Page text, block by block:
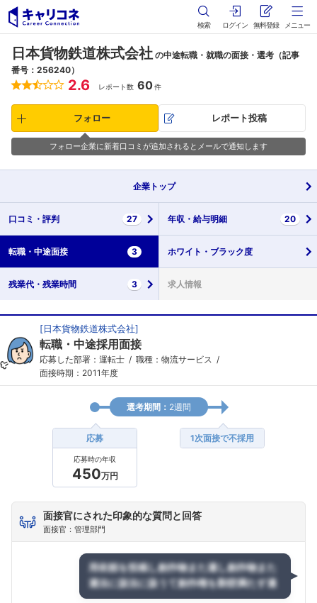
検索 ログイン 無料登録 メニュー
日本貨物鉄道株式会社 の中途転職・就職の面接・選考（記事
番号：256240）
2.6 レポート数 60件
フォロー レポート投稿
フォロー企業に新着口コミが追加されるとメールで通知します
企業 トップ
口コミ・ 評判 27 年収・ 給与明細 20
転職・ 中途面接 3 ホワイト・ ブラック度
残業代・ 残業時間 3 求人情報
[日本貨物鉄道株式会社]
転職・中途採用面接
応募した部署：運転士
職種：物流サービス
面接時期：2011年度
選考期間： 2週間
応募
応募時の年収
450万円
1次面接で不採用
面接官にされた印象的な質問と回答
面接官：管理部門